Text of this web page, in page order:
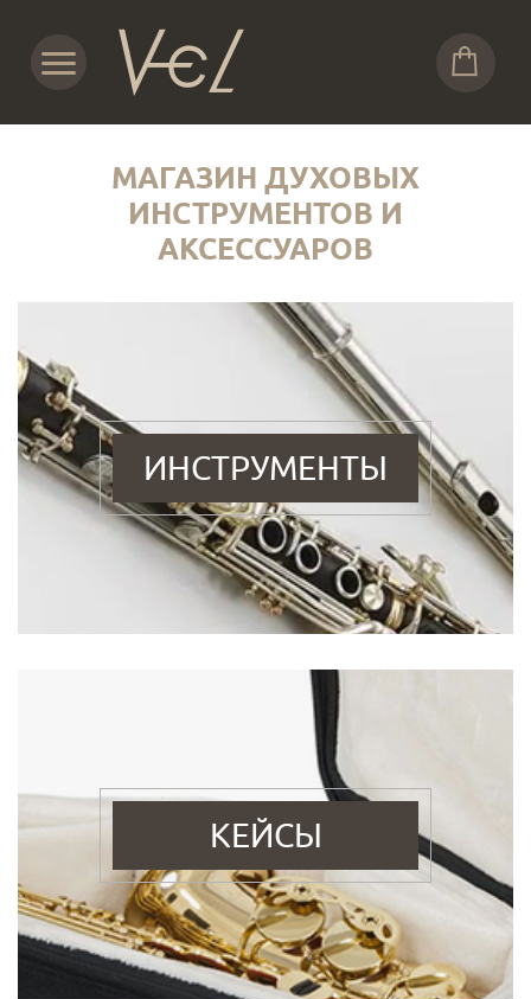
МАГАЗИН ДУХОВЫХ
ИНСТРУМЕНТОВ И
АКСЕССУАРОВ
ИНСТРУМЕНТЫ
КЕЙСЫ